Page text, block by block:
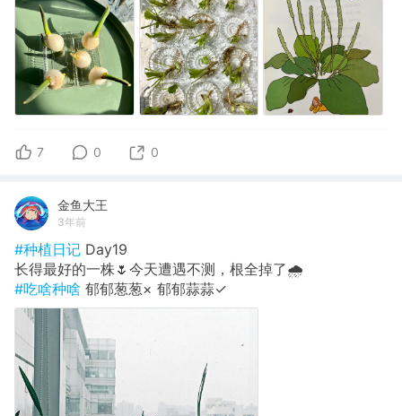
7 0 0
金鱼大王
3年前
#种植日记 Day19
长得最好的一株🌷今天遭遇不测，根全掉了🌧️
#吃啥种啥 郁郁葱葱× 郁郁蒜蒜✓